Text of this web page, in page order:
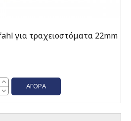
για τραχειοστόματα 22mm
ΑΓΟΡΆ